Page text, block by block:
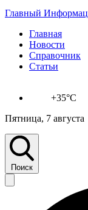
Главный
Главная
Новости
Справочник
Статьи
+35°C
Пятница, 7 августа
Поиск